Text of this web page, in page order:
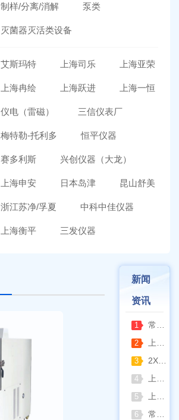
制样/分离/消解 泵类
灭菌器灭活类设备
艾斯玛特 上海司乐 上海亚荣
上海冉绘 上海跃进 上海一恒
仪电（雷磁） 三信仪表厂
梅特勒-托利多 恒平仪器
赛多利斯 兴创仪器（大龙）
上海申安 日本岛津 昆山舒美
浙江苏净/孚夏 中科中佳仪器
上海衡平 三发仪器
新闻
资讯
1 常熟雪科实验室制冰机日常保养要点
2 上海梅颖浦：深耕混匀设备 赋能科研实验稳定开展
3 2XZ-2/4旋片真空泵完整清洗拆装流程（临海永昊真空泵实操指南）
4 上海一恒恒温振荡器全新控温升级技术介绍
5 上海精宏2026年最新动态：触控升级与低温干燥新方案落地
6 常熟双杰2026年8月动态：以产品迭代与资质沉淀夯实实验室设备合规根基